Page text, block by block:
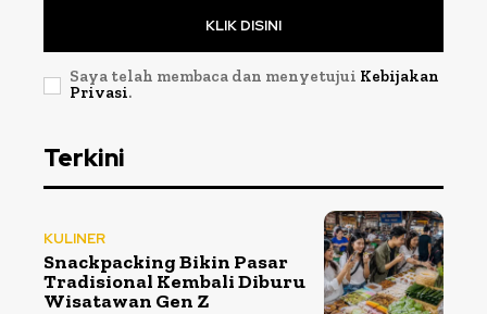
KLIK DISINI
Saya telah membaca dan menyetujui Kebijakan
Privasi.
Terkini
KULINER
Snackpacking Bikin Pasar
Tradisional Kembali Diburu
Wisatawan Gen Z